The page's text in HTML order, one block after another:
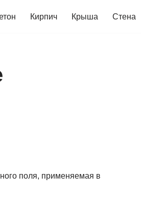
Кирпич Крыша Стена
поля, применяемая в